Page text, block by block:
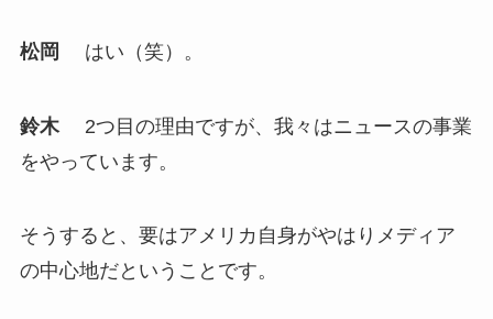
松岡 はい（笑）。
鈴木2つ目の理由ですが、我々はニュースの事業
をやっています。
そうすると、要はアメリカ自身がやはりメディア
の中心地だということです。